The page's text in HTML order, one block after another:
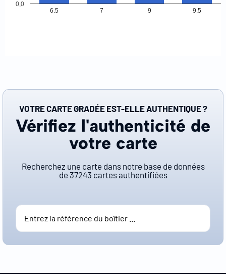
6.5 7 9 9.5
0,0
VOTRE CARTE GRADÉE EST-ELLE AUTHENTIQUE ?
Vérifiez l'authenticité de
votre carte
Recherchez une carte dans notre base de données
de 37243 cartes authentifiées